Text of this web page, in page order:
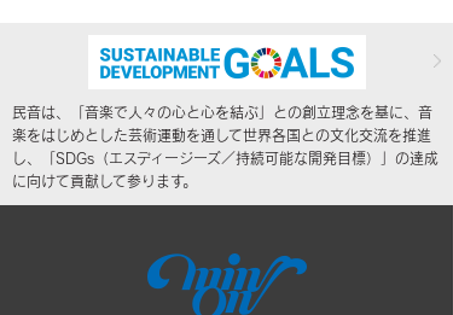
民音は、「音楽で人々の心と心を結ぶ」との創立理念を基に、音
楽をはじめとした芸術運動を通して世界各国との文化交流を推進
し、「SDGs（エスディージーズ／持続可能な開発目標）」の達成
に向けて貢献して参ります。